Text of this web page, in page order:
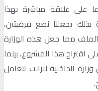
على علاقة مباشرة بهذا
بذلك يجعلنا نضع فرضيتين،
مما جعل هذه الوزارة
اقتراح هذا المشروع، بينما
الداخلية لازالت تتعامل